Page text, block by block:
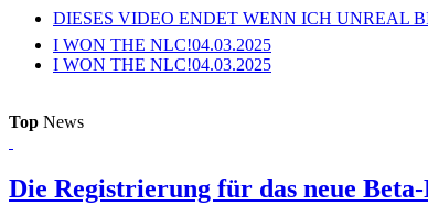
DIESES VIDEO ENDET WENN ICH UNREAL
I WON THE NLC!04.03.2025
I WON THE NLC!04.03.2025
Top News
Die Registrierung für das neue